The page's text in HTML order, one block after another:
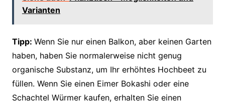
Varianten
Tipp: Wenn Sie nur einen Balkon, aber keinen Garten
haben, haben Sie normalerweise nicht genug
organische Substanz, um Ihr erhöhtes Hochbeet zu
füllen. Wenn Sie einen Eimer Bokashi oder eine
Schachtel Würmer kaufen, erhalten Sie einen